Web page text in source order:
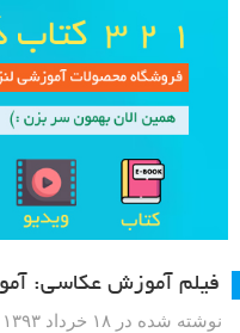
فیلم آموزش عکاسی:
نوشته شده در ۱۸ خرداد ۱۳۹۳